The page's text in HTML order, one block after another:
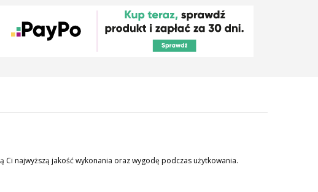
najwyższą jakość wykonania oraz wygodę podczas użytkowania.